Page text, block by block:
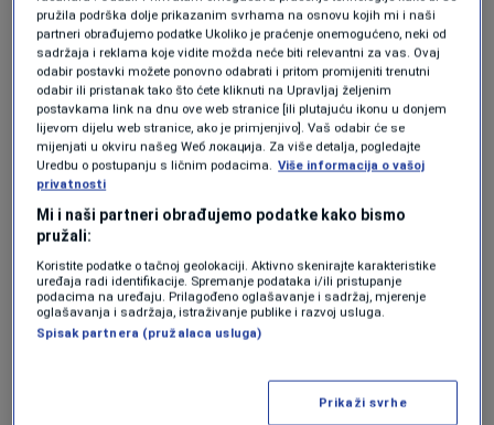
leđa kanadskog golmana za veliko slavlje bh.
navijača.
Zlatan istjerao iShowSpeeda nakon
prognoze na Mundijalu i Cristiana
Ronalda (VIDEO)
NOGOMET|13. jun.
The Guardian oduševljen
Barbarezovim stajlingom
Engleskoj reprezentaciji ukradena
oprema za trening uoči prve
utakmice na Mundijalu
NOGOMET|13. jun.
Legenda tvrdi da je sudija "častio"
pružila podrška dolje prikazanim svrhama na osnovu kojih mi i naši
partneri obrađujemo podatke Ukoliko je praćenje onemogućeno, neki od
sadržaja i reklama koje vidite možda neće biti relevantni za vas. Ovaj
odabir postavki možete ponovno odabrati i pritom promijeniti trenutni
odabir ili pristanak tako što ćete kliknuti na Upravljaj željenim
postavkama link na dnu ove web stranice [ili plutajuću ikonu u donjem
lijevom dijelu web stranice, ako je primjenjivo]. Vaš odabir će se
mijenjati u okviru našeg Wеб локација. Za više detalja, pogledajte
Uredbu o postupanju s ličnim podacima. Više informacija o vašoj
privatnosti
Mi i naši partneri obrađujemo podatke kako bismo
pružali:
Koristite podatke o tačnoj geolokaciji. Aktivno skenirajte karakteristike
uređaja radi identifikacije. Spremanje podataka i/ili pristupanje
podacima na uređaju. Prilagođeno oglašavanje i sadržaj, mjerenje
oglašavanja i sadržaja, istraživanje publike i razvoj usluga.
Spisak partnera (pružalaca usluga)
Prikaži svrhe